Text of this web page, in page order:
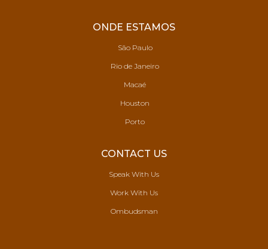
ONDE ESTAMOS
São Paulo
Rio de Janeiro
Macaé
Houston
Porto
CONTACT US
Speak With Us
Work With Us
Ombudsman